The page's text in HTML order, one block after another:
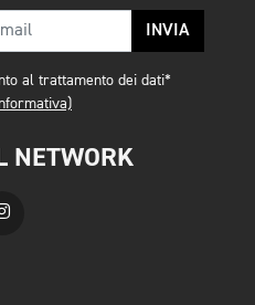
INVIA
al trattamento dei dati*
NETWORK